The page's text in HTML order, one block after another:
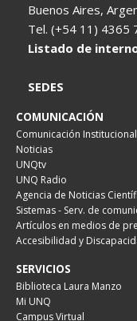
Buenos Aires,
Tel. (+54 11)
Listado de
SEDES
COMUNICACIÓN
Comunicación Institucional
Noticias
UNQtv
UNQ Radio
Agencia de Noticias
Sistemas - Serv. de
Artículos en medios de
Accesibilidad y
SERVICIOS
Biblioteca Laura Manzo
Mi UNQ
Campus Virtual